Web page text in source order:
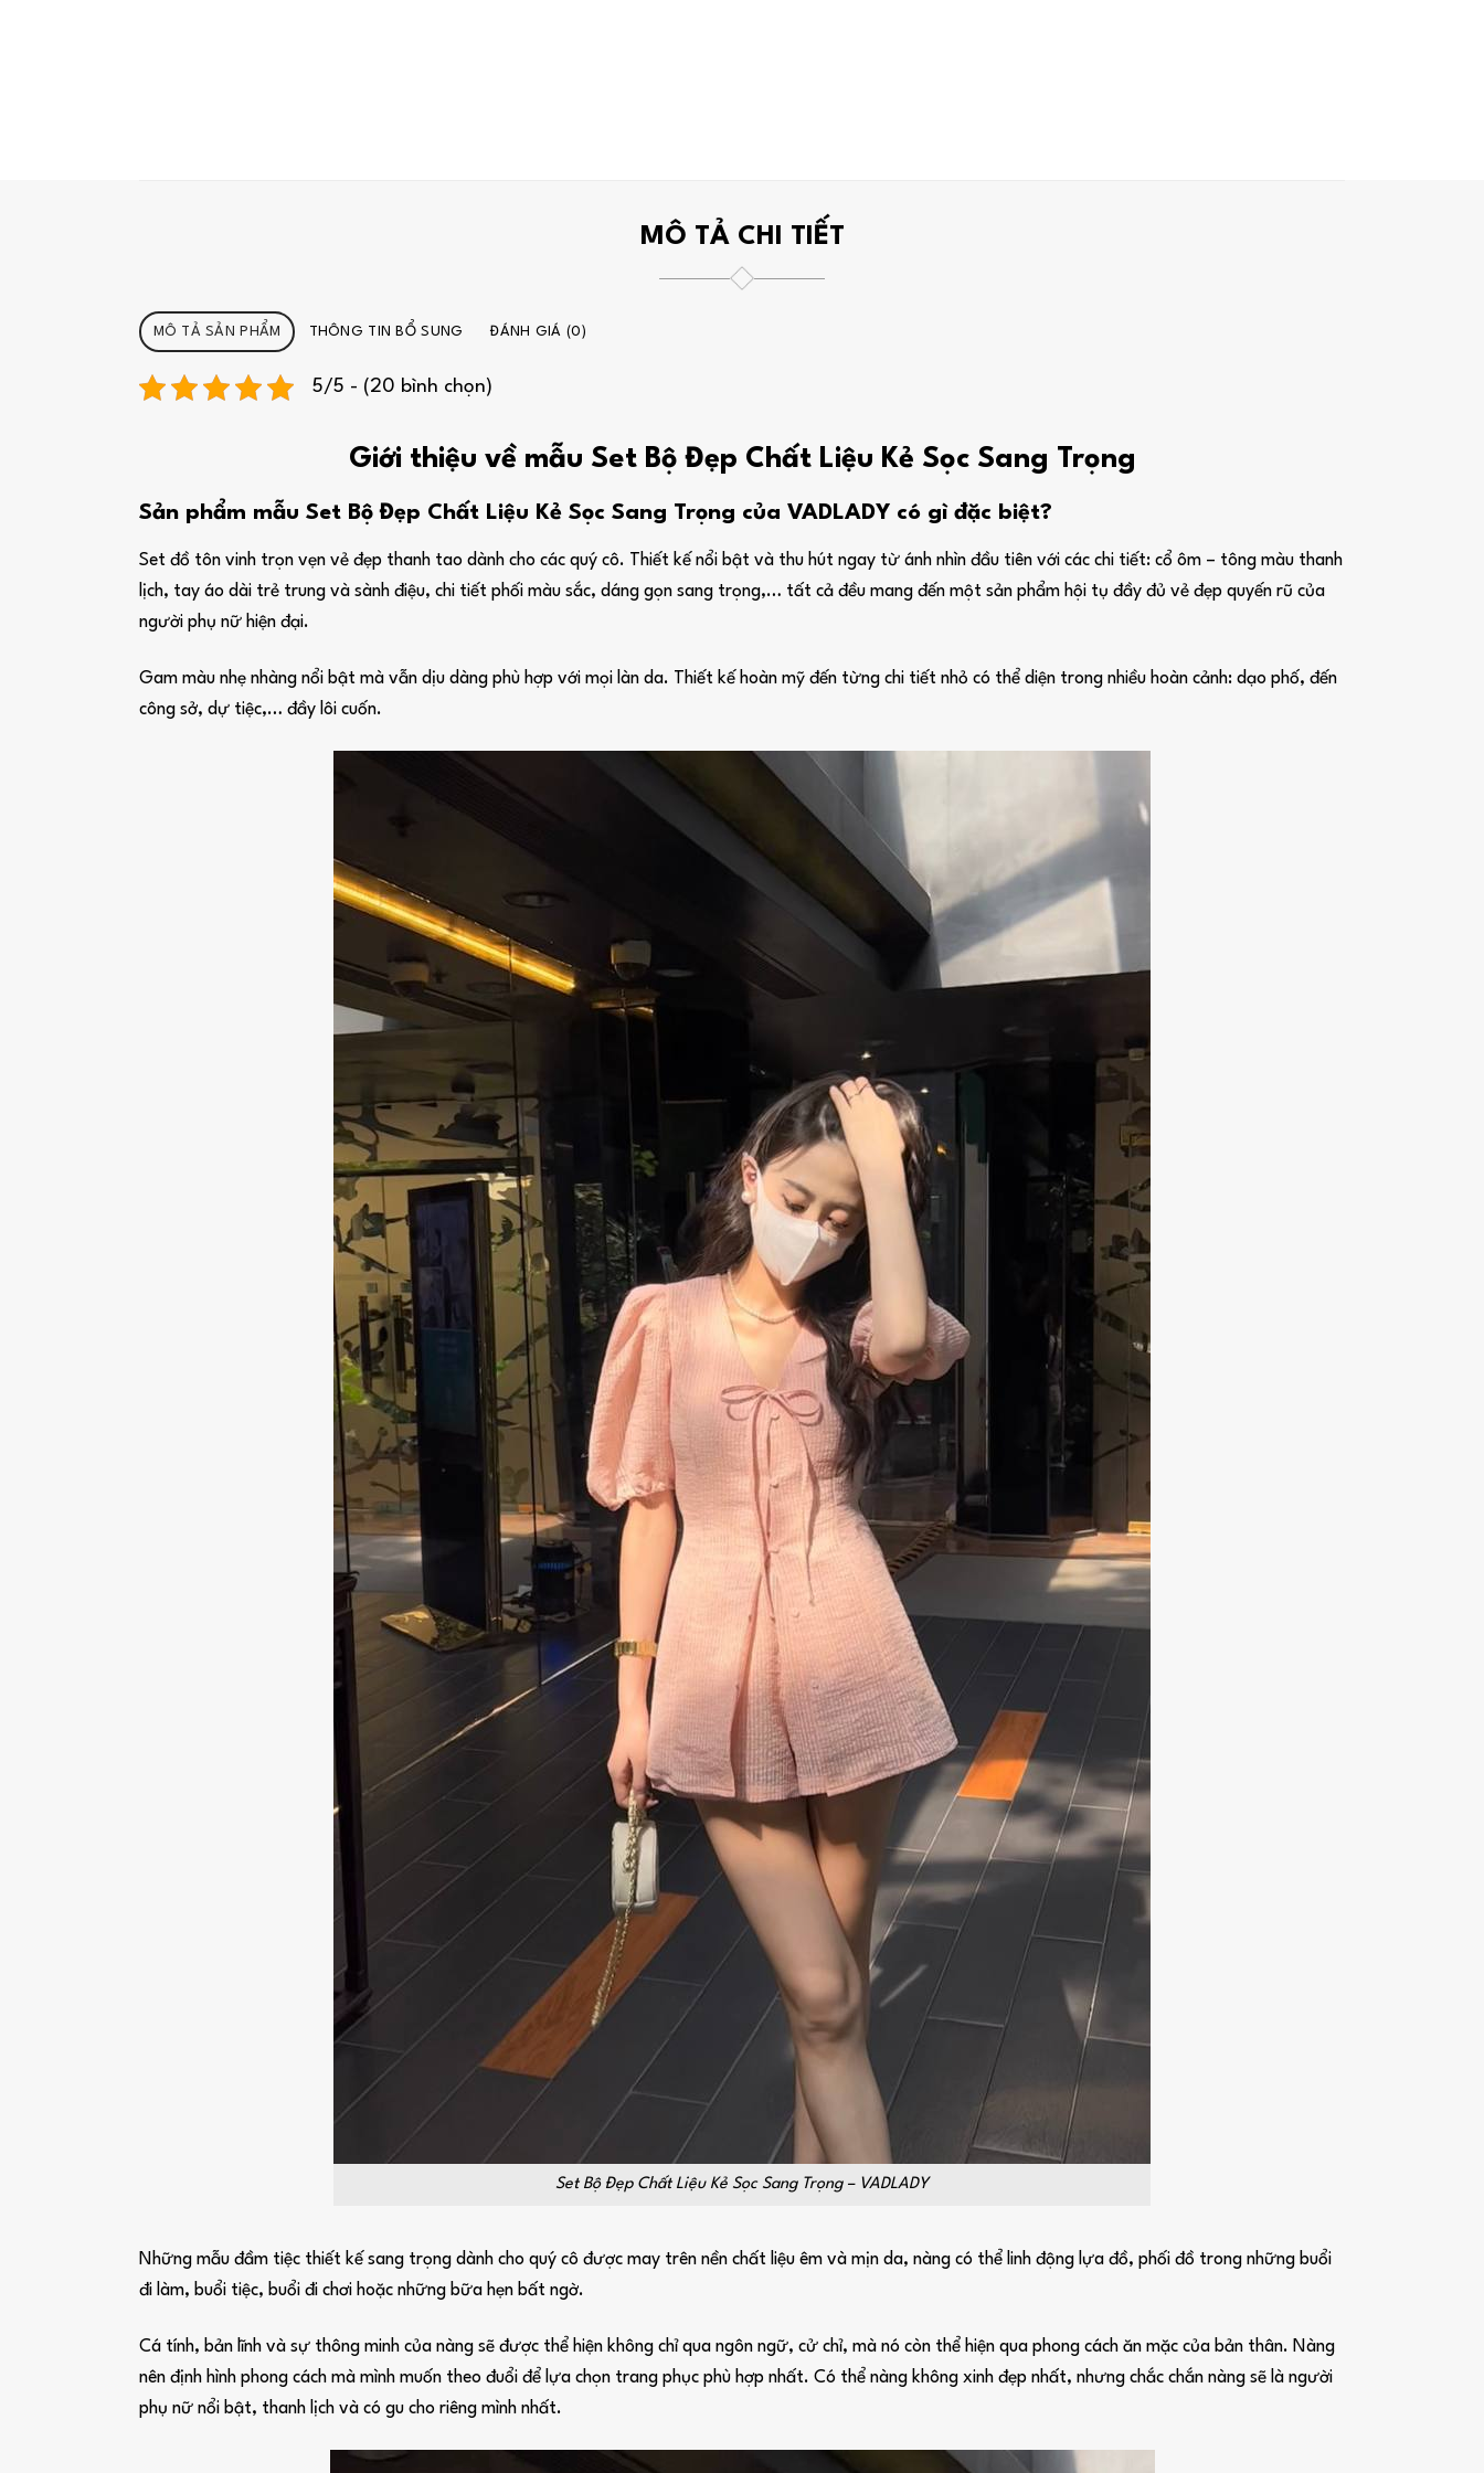
MÔ TẢ CHI TIẾT
MÔ TẢ SẢN PHẨM THÔNG TIN BỔ SUNG ĐÁNH GIÁ (0)
5/5 - (20 bình chọn)
Giới thiệu về mẫu Set Bộ Đẹp Chất Liệu Kẻ Sọc Sang Trọng
Sản phẩm mẫu Set Bộ Đẹp Chất Liệu Kẻ Sọc Sang Trọng của VADLADY có gì đặc biệt?
Set đồ tôn vinh trọn vẹn vẻ đẹp thanh tao dành cho các quý cô. Thiết kế nổi bật và thu hút ngay từ ánh nhìn đầu tiên với các chi tiết: cổ ôm – tông màu thanh
lịch, tay áo dài trẻ trung và sành điệu, chi tiết phối màu sắc, dáng gọn sang trọng,… tất cả đều mang đến một sản phẩm hội tụ đầy đủ vẻ đẹp quyến rũ của
người phụ nữ hiện đại.
Gam màu nhẹ nhàng nổi bật mà vẫn dịu dàng phù hợp với mọi làn da. Thiết kế hoàn mỹ đến từng chi tiết nhỏ có thể diện trong nhiều hoàn cảnh: dạo phố, đến
công sở, dự tiệc,… đầy lôi cuốn.
Set Bộ Đẹp Chất Liệu Kẻ Sọc Sang Trọng – VADLADY
Những mẫu đầm tiệc thiết kế sang trọng dành cho quý cô được may trên nền chất liệu êm và mịn da, nàng có thể linh động lựa đồ, phối đồ trong những buổi
đi làm, buổi tiệc, buổi đi chơi hoặc những bữa hẹn bất ngờ.
Cá tính, bản lĩnh và sự thông minh của nàng sẽ được thể hiện không chỉ qua ngôn ngữ, cử chỉ, mà nó còn thể hiện qua phong cách ăn mặc của bản thân. Nàng
nên định hình phong cách mà mình muốn theo đuổi để lựa chọn trang phục phù hợp nhất. Có thể nàng không xinh đẹp nhất, nhưng chắc chắn nàng sẽ là người
phụ nữ nổi bật, thanh lịch và có gu cho riêng mình nhất.